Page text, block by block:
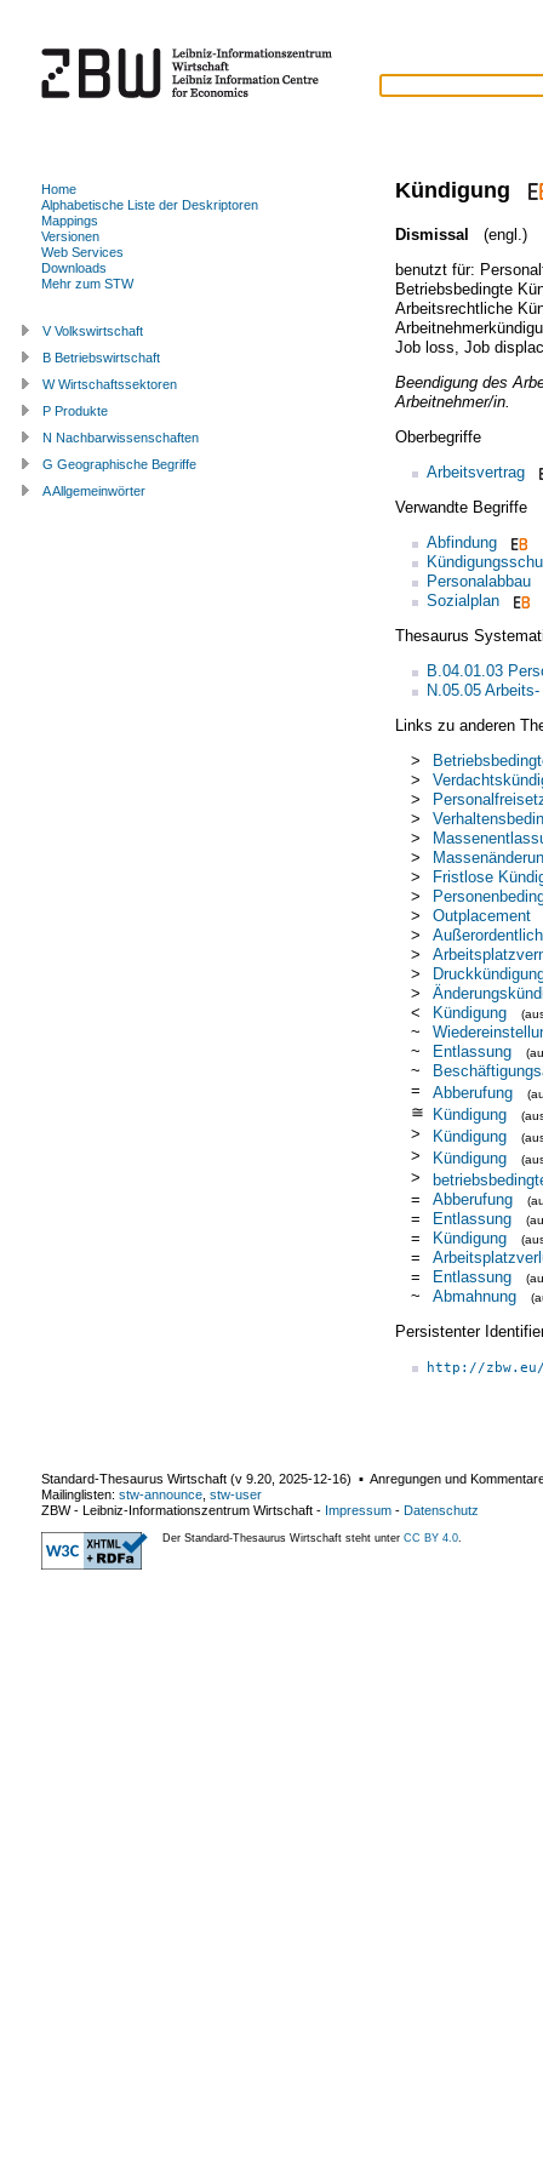
Kündigung
Dismissal
(engl.)
benutzt für:
Betriebsbedingte
Arbeitsrechtliche
Job loss Job
Beendigung des
Arbeitnehmer/in.
Oberbegriffe
Arbeitsvertrag
Verwandte Begriffe
Abfindung
Personalabbau
Sozialplan
Thesaurus
B.04.01.03
N.05.05
Links zu anderen
>
>
>
>
>
>
>
Fristlose
>
>
Outplacement
>
>
>
>
<
Kündigung
~
~
Entlassung
~
=
Abberufung
≅ Kündigung
> Kündigung
> Kündigung
>
=
Abberufung
= Entlassung
= Kündigung
=
=
Entlassung
~ Abmahnung
Persistenter
http://
Home
Alphabetische Liste der Deskriptoren
Mappings
Versionen
Web Services
Downloads
Mehr zum STW
V Volkswirtschaft
B Betriebswirtschaft
W Wirtschaftssektoren
P Produkte
N Nachbarwissenschaften
G Geographische Begriffe
A Allgemeinwörter
Standard-Thesaurus Wirtschaft (v 9.20 2025-12-16) ▪ Anregungen und
Mailinglisten: stw-announce stw-user
ZBW - Leibniz-Informationszentrum Wirtschaft - Impressum - Datenschutz
Der Standard-Thesaurus Wirtschaft steht unter CC BY 4.0